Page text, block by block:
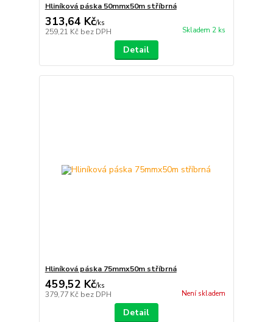
Hliníková páska 50mmx50m stříbrná
313,64 Kč/ks
259,21 Kč bez DPH Skladem 2 ks
Detail
Hliníková páska 75mmx50m stříbrná
459,52 Kč/ks
379,77 Kč bez DPH Není skladem
Detail